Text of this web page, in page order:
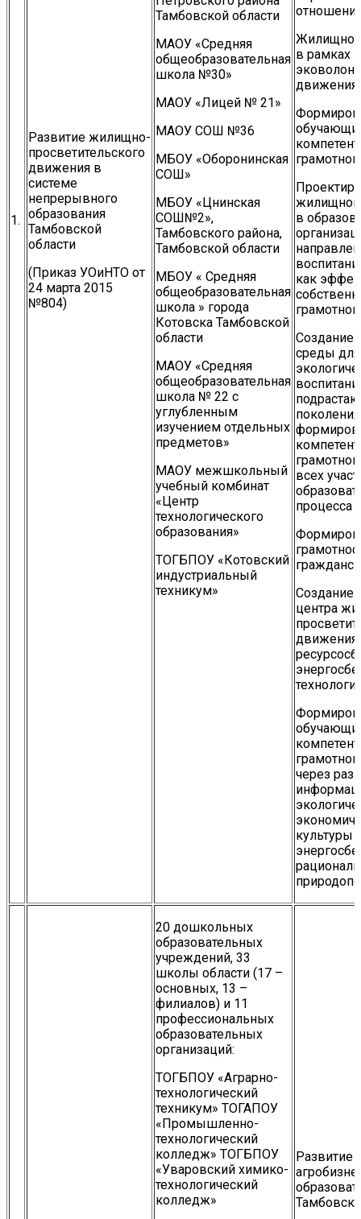
1.
Развитие жилищно-
просветительского
движения в
системе
непрерывного
образования
Тамбовской
области
(Приказ УОиНТО от
24 марта 2015
№804)
Тамбовской области
МАОУ «Средняя
общеобразовательная
школа №30»
МАОУ «Лицей № 21»
МАОУ СОШ №36
МБОУ «Оборонинская
СОШ»
МБОУ «Цнинская
СОШ№2»,
Тамбовского района,
Тамбовской области
МБОУ « Средняя
общеобразовательная
школа » города
Котовска Тамбовской
области
МАОУ «Средняя
общеобразовательная
школа № 22 с
углубленным
изучением отдельных
предметов»
МАОУ межшкольный
учебный комбинат
«Центр
технологического
образования»
ТОГБПОУ «Котовский
индустриальный
техникум»
в рамках
движения
в
как
Создание
среды
всех
процесса
Создание
центра
движения
через
культуры
20 дошкольных
образовательных
учреждений, 33
школы области (17 –
основных, 13 –
филиалов) и 11
профессиональных
образовательных
организаций:
ТОГБПОУ «Аграрно-
технологический
техникум» ТОГАПОУ
«Промышленно-
технологический
колледж» ТОГБПОУ
«Уваровский химико-
технологический
колледж»
Развитие